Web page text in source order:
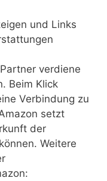
und Links
verdiene
Beim Klick
Verbindung zu
setzt
der
Weitere